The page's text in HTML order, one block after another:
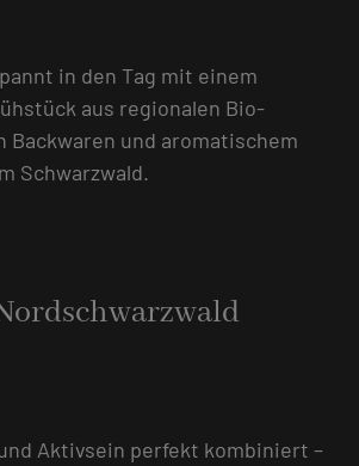
in den Tag mit einem
aus regionalen Bio-
Backwaren und aromatischem
Schwarzwald.
Aktivsein perfekt kombiniert –